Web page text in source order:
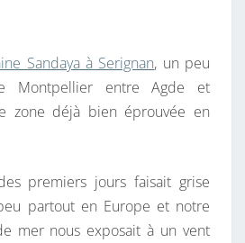
Sandaya à Serignan, un peu
Montpellier entre Agde et
zone déjà bien éprouvée en
premiers jours faisait grise
partout en Europe et notre
mer nous exposait à un vent